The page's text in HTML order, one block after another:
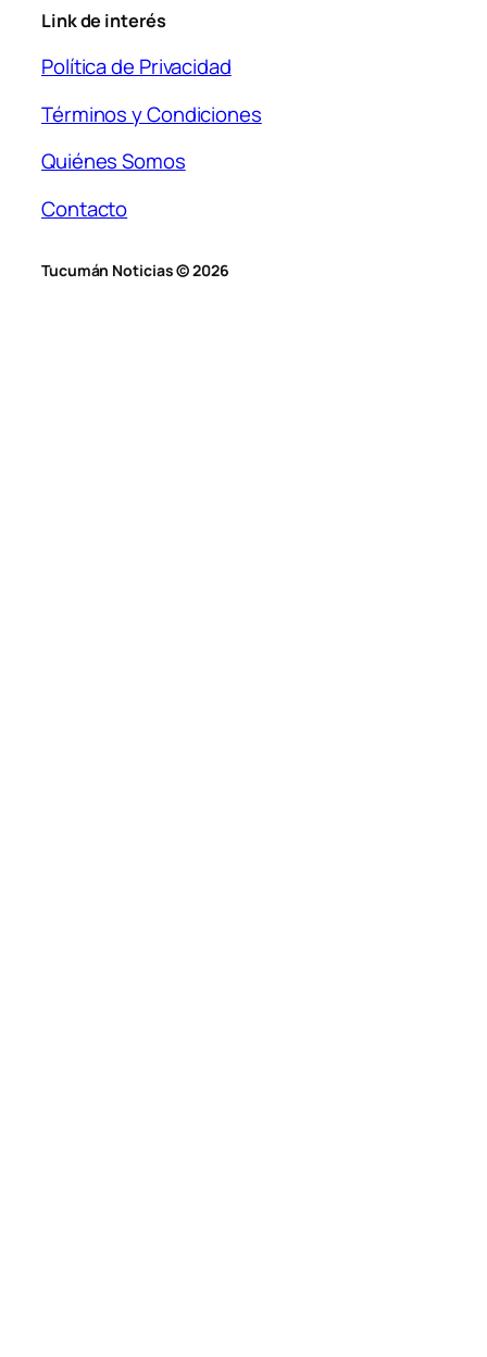
Link de interés
Política de Privacidad
Términos y Condiciones
Quiénes Somos
Contacto
Tucumán Noticias © 2026